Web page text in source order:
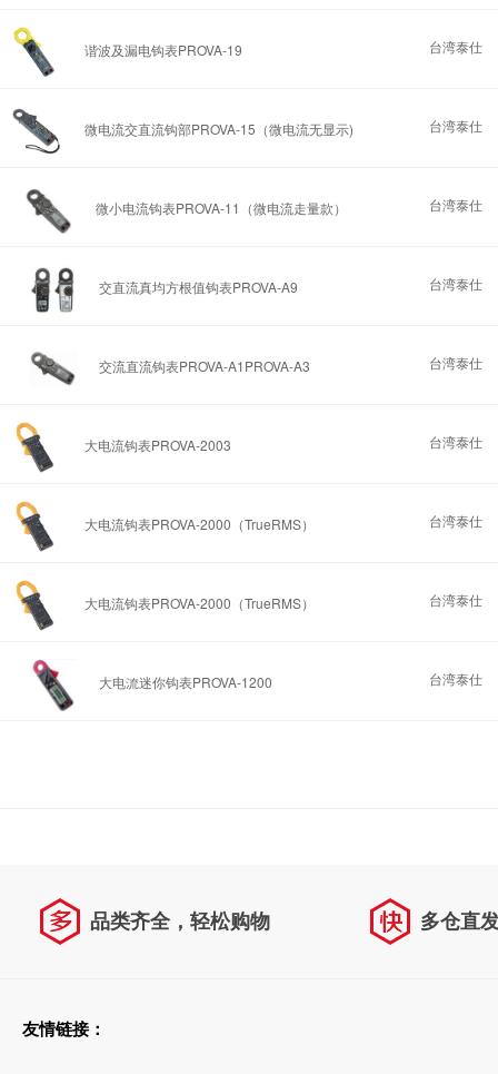
谐波及漏电钩表PROVA-19 台湾泰仕
微电流交直流钩部PROVA-15（微电流无显示) 台湾泰仕
微小电流钩表PROVA-11（微电流走量款） 台湾泰仕
交直流真均方根值钩表PROVA-A9 台湾泰仕
交流直流钩表PROVA-A1PROVA-A3 台湾泰仕
大电流钩表PROVA-2003 台湾泰仕
大电流钩表PROVA-2000（TrueRMS） 台湾泰仕
大电流钩表PROVA-2000（TrueRMS） 台湾泰仕
大电流迷你钩表PROVA-1200 台湾泰仕
品类齐全，轻松购物 多仓直
友情链接：